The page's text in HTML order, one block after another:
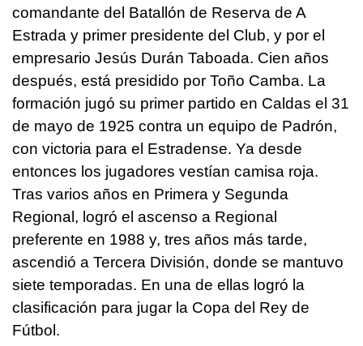
comandante del Batallón de Reserva de A
Estrada y primer presidente del Club, y por el
empresario Jesús Durán Taboada. Cien años
después, está presidido por Toño Camba. La
formación jugó su primer partido en Caldas el 31
de mayo de 1925 contra un equipo de Padrón,
con victoria para el Estradense. Ya desde
entonces los jugadores vestían camisa roja.
Tras varios años en Primera y Segunda
Regional, logró el ascenso a Regional
preferente en 1988 y, tres años más tarde,
ascendió a Tercera División, donde se mantuvo
siete temporadas. En una de ellas logró la
clasificación para jugar la Copa del Rey de
Fútbol.